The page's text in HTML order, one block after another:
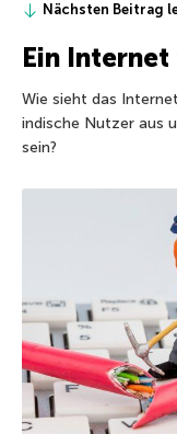
Nächsten Beitrag
Ein
Wie sieht das
indische Nutzer aus
sein?